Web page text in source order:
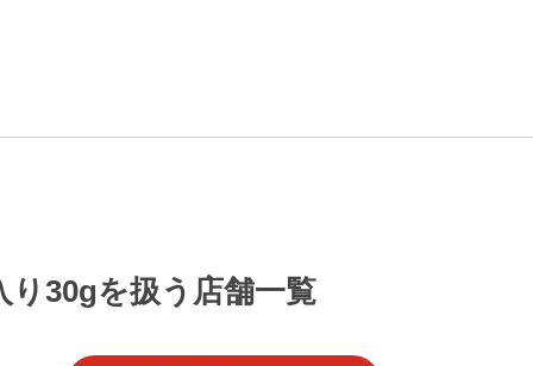
30gを扱う店舗一覧